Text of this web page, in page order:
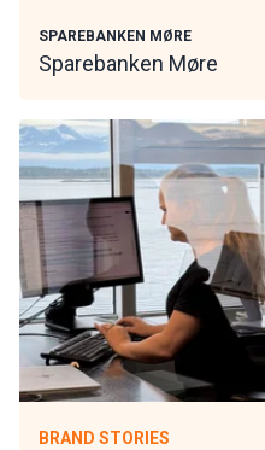
SPAREBANKEN MØRE
Sparebanken Møre
BRAND STORIES